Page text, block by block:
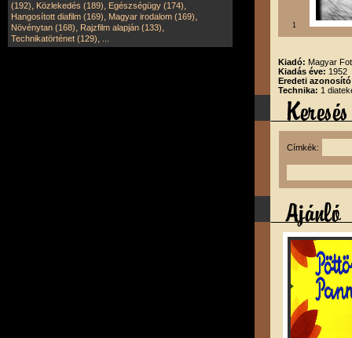
(192), Közlekedés (189), Egészségügy (174),
Hangosított diafilm (169), Magyar irodalom (169),
Növénytan (168), Rajzfilm alapján (133),
Technikatörténet (129),
1
Kiadó: Magyar
Kiadás éve: 1952
Eredeti
Technika: 1
Címkék: